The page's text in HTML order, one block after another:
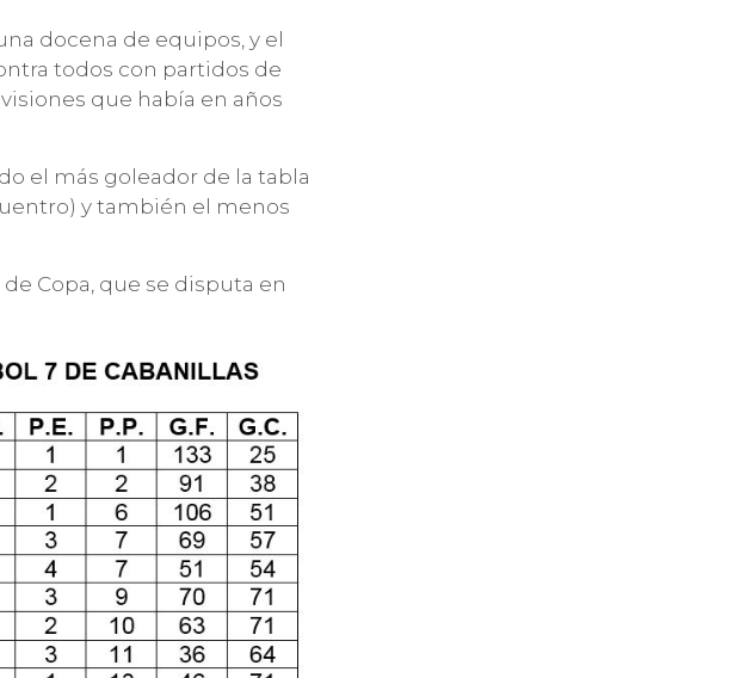
docena de equipos, y el
todos con partidos de
que había en años
el más goleador de la tabla
y también el menos
Copa, que se disputa en